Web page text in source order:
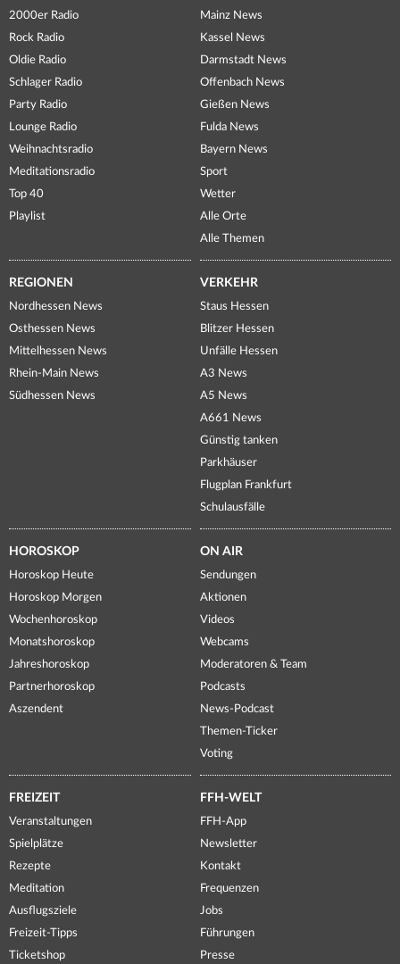
2000er Radio
Rock Radio
Oldie Radio
Schlager Radio
Party Radio
Lounge Radio
Weihnachtsradio
Meditationsradio
Top 40
Playlist
Mainz News
Kassel News
Darmstadt News
Offenbach News
Gießen News
Fulda News
Bayern News
Sport
Wetter
Alle Orte
Alle Themen
REGIONEN
Nordhessen News
Osthessen News
Mittelhessen News
Rhein-Main News
Südhessen News
VERKEHR
Staus Hessen
Blitzer Hessen
Unfälle Hessen
A3 News
A5 News
A661 News
Günstig tanken
Parkhäuser
Flugplan Frankfurt
Schulausfälle
HOROSKOP
Horoskop Heute
Horoskop Morgen
Wochenhoroskop
Monatshoroskop
Jahreshoroskop
Partnerhoroskop
Aszendent
ON AIR
Sendungen
Aktionen
Videos
Webcams
Moderatoren & Team
Podcasts
News-Podcast
Themen-Ticker
Voting
FREIZEIT
Veranstaltungen
Spielplätze
Rezepte
Meditation
Ausflugsziele
Freizeit-Tipps
Ticketshop
FFH-WELT
FFH-App
Newsletter
Kontakt
Frequenzen
Jobs
Führungen
Presse